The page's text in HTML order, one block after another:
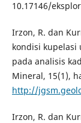
10.17146/
Irzon, R. dan
kondisi kupelasi
pada analisis
Mineral, 15(1),
http://
Irzon, R. dan